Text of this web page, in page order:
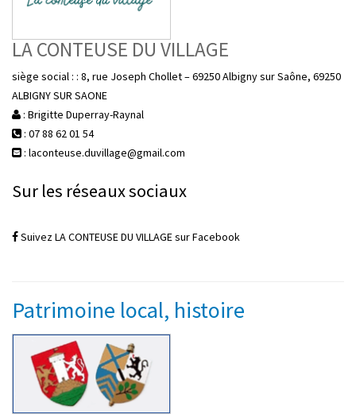
LA CONTEUSE DU VILLAGE
siège social : : 8, rue Joseph Chollet – 69250 Albigny sur Saône, 69250
ALBIGNY SUR SAONE
: Brigitte Duperray-Raynal
: 07 88 62 01 54
: laconteuse.duvillage@gmail.com
Sur les réseaux sociaux
Suivez LA CONTEUSE DU VILLAGE sur Facebook
Patrimoine local, histoire